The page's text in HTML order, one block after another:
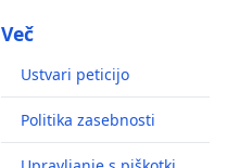
Več
Ustvari peticijo
Politika zasebnosti